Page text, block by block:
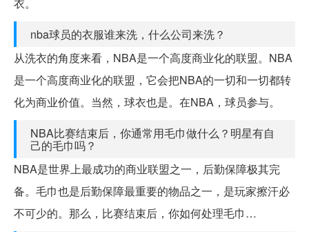
nba球员的衣服谁来洗，什么公司来洗？
从洗衣的角度来看，NBA是一个高度商业化的联盟。NBA
是一个高度商业化的联盟，它会把NBA的一切和一切都转
化为商业价值。当然，球衣也是。在NBA，球员参与。
NBA比赛结束后，你通常用毛巾做什么？明星有自
己的毛巾吗？
NBA是世界上最成功的商业联盟之一，后勤保障极其完
备。毛巾也是后勤保障最重要的物品之一，是玩家擦汗必
不可少的。那么，比赛结束后，你如何处理毛巾…